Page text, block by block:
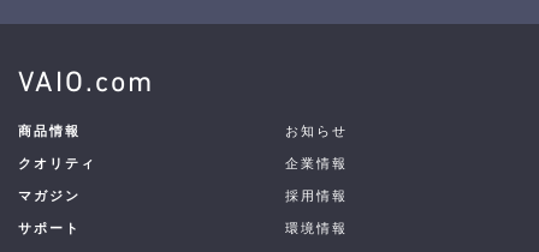
VAIO.com
商品情報
クオリティ
マガジン
サポート
お知らせ
企業情報
採用情報
環境情報